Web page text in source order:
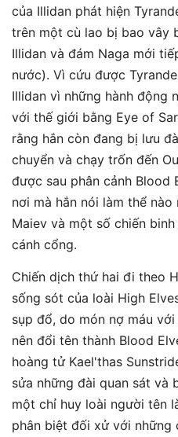
của Illidan phát hiện
trên một cù lao bị bao vây
Illidan và đám Naga mới
nước). Vì cứu được
Illidan vì những hành động
với thế giới bằng Eye of
rằng hắn còn đang bị lưu
chuyển và chạy trốn đến
được sau phân cảnh Blood
nơi mà hắn nói làm thể
Maiev và một số chiến
cánh cổng.
Chiến dịch thứ hai đi theo
sống sót của loài High
sụp đổ, do món nợ máu
nên đổi tên thành Blood
hoàng tử Kael'thas
sửa những đài quan sát và
một chỉ huy loài người tên
phân biệt đối xử với những